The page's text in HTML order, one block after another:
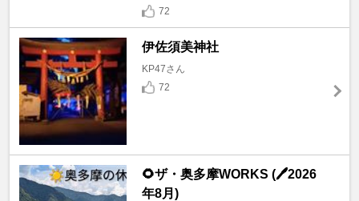
72
伊佐須美神社
KP47さん
72
🌻ザ・奥多摩WORKS (🖊️2026
年8月)